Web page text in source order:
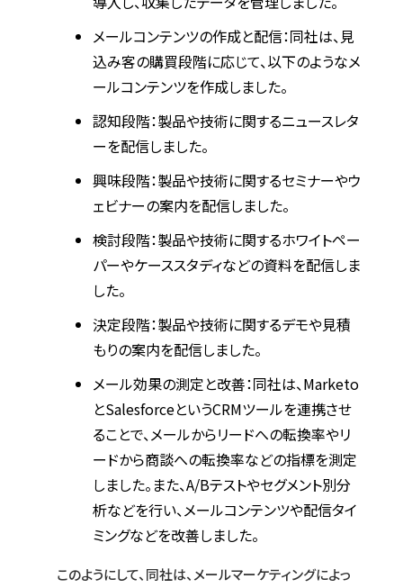
メールコンテンツの作成と配信：同社は、見
込み客の購買段階に応じて、以下のようなメ
ールコンテンツを作成しました。
認知段階：製品や技術に関するニュースレタ
ーを配信しました。
興味段階：製品や技術に関するセミナーやウ
ェビナーの案内を配信しました。
検討段階：製品や技術に関するホワイトペー
パーやケーススタディなどの資料を配信しま
した。
決定段階：製品や技術に関するデモや見積
もりの案内を配信しました。
メール効果の測定と改善：同社は、Marketo
とSalesforceというCRMツールを連携させ
ることで、メールからリードへの転換率やリ
ードから商談への転換率などの指標を測定
しました。また、A/Bテストやセグメント別分
析などを行い、メールコンテンツや配信タイ
ミングなどを改善しました。
このようにして、同社は、メールマーケティングによっ